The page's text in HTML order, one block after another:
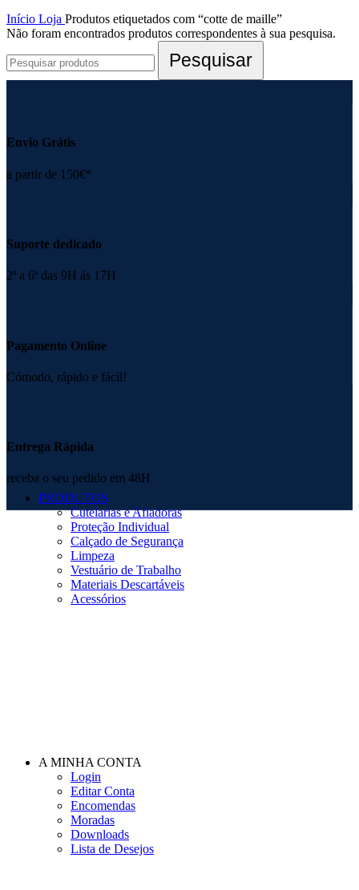
Início Loja Produtos etiquetados com “cotte de maille”
Não foram encontrados produtos correspondentes à sua pesquisa.
Pesquisar
Envio Grátis
a partir de 150€*
Suporte dedicado
2ª a 6ª das 9H ás 17H
Pagamento Online
Cómodo, rápido e fácil!
Entrega Rápida
receba o seu pedido em 48H
PRODUTOS
Cutelarias e Afiadoras
Proteção Individual
Calçado de Segurança
Limpeza
Vestuário de Trabalho
Materiais Descartáveis
Acessórios
A MINHA CONTA
Login
Editar Conta
Encomendas
Moradas
Downloads
Lista de Desejos